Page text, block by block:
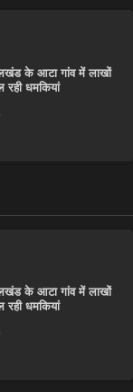
के आटा गांव में लाखों
रही धमकियां
के आटा गांव में लाखों
रही धमकियां